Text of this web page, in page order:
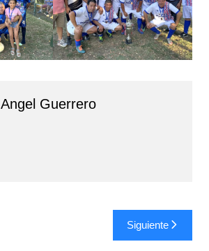
Angel Guerrero
Siguiente